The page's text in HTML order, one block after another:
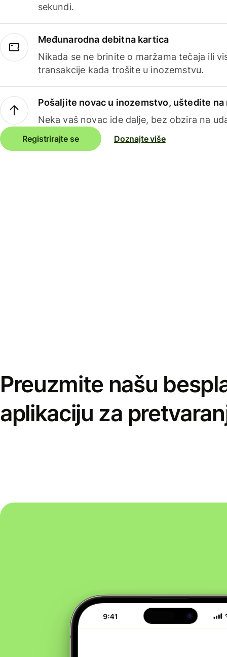
sekundi.
Međunarodna debitna kartica
Nikada se ne brinite o maržama tečaja ili
transakcije kada trošite u inozemstvu.
Pošaljite novac u inozemstvo, uštedite na
Neka vaš novac ide dalje, bez obzira na
Registrirajte se Doznajte više
Preuzmite našu
aplikaciju za